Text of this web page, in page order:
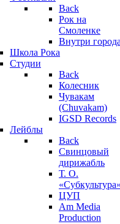
Back
Рок на
Смоленке
Внутри
Школа Рока
Студии
Back
Колесник
Чувакам
(Chuvakam)
IGSD Records
Лейблы
Back
Свинцовый
дирижабль
Т. О.
ЦУП
Am Media
Production